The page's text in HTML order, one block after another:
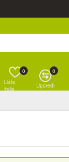
Lista
želja
0
Uporedi
0